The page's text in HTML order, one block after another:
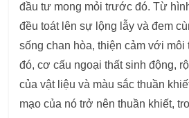
đầu tư mong mỏi trước đó. Từ
đều toát lên sự lộng lẫy và đem
sống chan hòa, thiện cảm với
đó, cơ cấu ngoại thất sinh động,
của vật liệu và màu sắc thuần
mạo của nó trở nên thuần khiết,